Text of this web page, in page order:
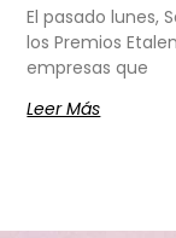
El pasado lunes,
los Premios
empresas que
Leer Más